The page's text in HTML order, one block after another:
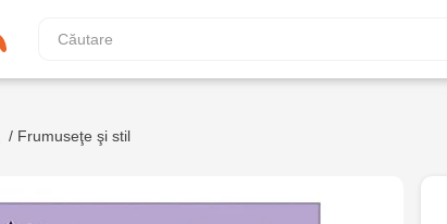
/ Frumuseţe şi stil